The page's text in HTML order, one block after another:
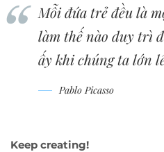
Mỗi đứa trẻ đều là
làm thế nào duy trì
ấy khi chúng ta lớn
Pablo Picasso
Keep creating!